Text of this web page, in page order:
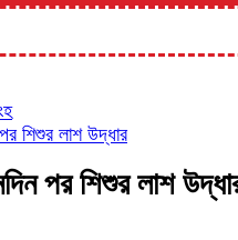
শিশুর লাশ উদ্ধার
পর শিশুর লাশ